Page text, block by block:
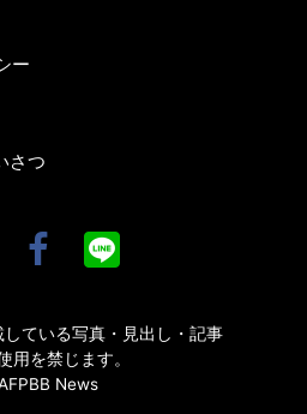
ー
さつ
ている写真・見出し・記事
用を禁じます。
News